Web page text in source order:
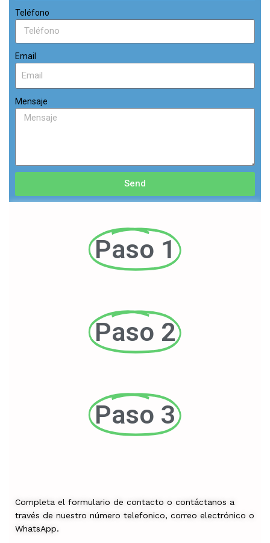
Teléfono
Email
Mensaje
Send
Paso 1
Paso 2
Paso 3
Completa el formulario de contacto o contáctanos a
través de nuestro número telefonico, correo electrónico o
WhatsApp.